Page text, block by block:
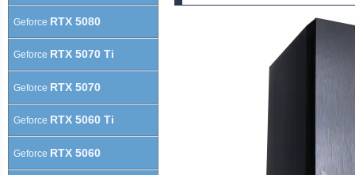
Geforce RTX 5080
Geforce RTX 5070 Ti
Geforce RTX 5070
Geforce RTX 5060 Ti
Geforce RTX 5060